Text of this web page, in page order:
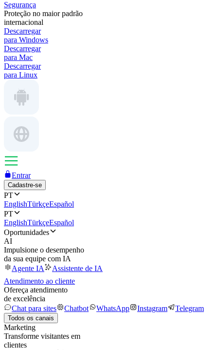
Segurança
Proteção no maior padrão
internacional
Descarregar
para Windows
Descarregar
para Mac
Descarregar
para Linux
Entrar
Cadastre-se
PT
EnglishTürkçeEspañol
PT
EnglishTürkçeEspañol
Oportunidades
AI
Impulsione o desempenho
da sua equipe com IA
Agente IA
Assistente de IA
Atendimento ao cliente
Ofereça atendimento
de excelência
Chat para sites
Chatbot WhatsApp Instagram Telegram
Todos os canais
Marketing
Transforme visitantes em
clientes